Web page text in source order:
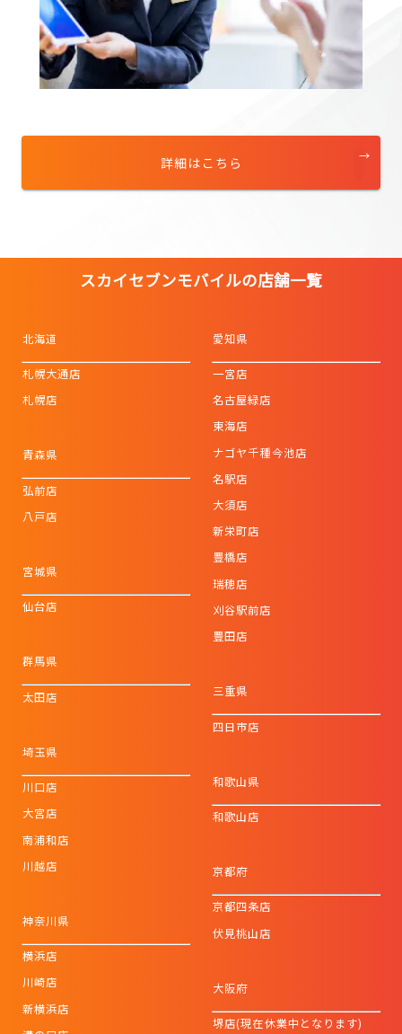
詳細はこちら
スカイセブンモバイルの店舗一覧
北海道
札幌大通店
札幌店
青森県
弘前店
八戸店
宮城県
仙台店
群馬県
太田店
埼玉県
川口店
大宮店
南浦和店
川越店
神奈川県
横浜店
川崎店
新横浜店
愛知県
一宮店
名古屋緑店
東海店
ナゴヤ千種今池店
名駅店
大須店
新栄町店
豊橋店
瑞穂店
刈谷駅前店
豊田店
三重県
四日市店
和歌山県
和歌山店
京都府
京都四条店
伏見桃山店
大阪府
堺店(現在休業中となります)